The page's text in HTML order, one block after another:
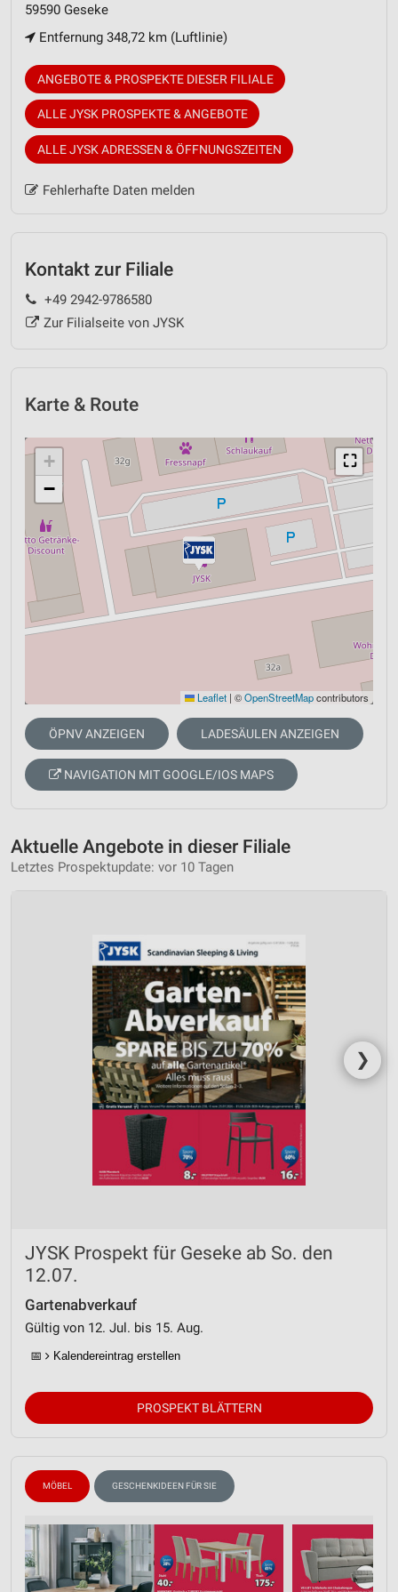
59590 Geseke
Entfernung 348,72 km (Luftlinie)
ANGEBOTE & PROSPEKTE DIESER FILIALE
ALLE JYSK PROSPEKTE & ANGEBOTE
ALLE JYSK ADRESSEN & ÖFFNUNGSZEITEN
Fehlerhafte Daten melden
Kontakt zur Filiale
+49 2942-9786580
Zur Filialseite von JYSK
Karte & Route
⛶
+
−
Leaflet | ©OpenStreetMapcontributors
ÖPNV ANZEIGEN LADESÄULEN ANZEIGEN
NAVIGATION MIT GOOGLE/IOS MAPS
Aktuelle Angebote in dieser Filiale
Letztes Prospektupdate: vor 10 Tagen
❯
JYSK Prospekt für Geseke ab So. den
12.07.
Gartenabverkauf
Gültig von 12. Jul. bis 15. Aug.
📅 Kalendereintrag erstellen
PROSPEKT BLÄTTERN
MÖBEL GESCHENKIDEEN FÜR SIE